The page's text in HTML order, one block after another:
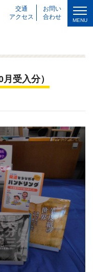
交通
アクセス
お問い
合わせ
MENU
受入分）